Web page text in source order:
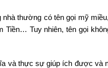
thường có tên gọi mỹ
Tiền… Tuy nhiên, tên gọi
và thực sự giúp ích được và